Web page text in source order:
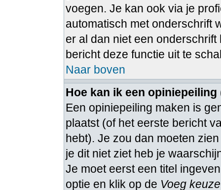
voegen. Je kan ook via je
automatisch met onderschrift
er al dan niet een
bericht deze functie uit te
Naar boven
Hoe kan ik een
Een opiniepeiling maken is
plaatst (of het eerste bericht
hebt). Je zou dan moeten
je dit niet ziet heb je
Je moet eerst een titel
optie en klik op de Voeg